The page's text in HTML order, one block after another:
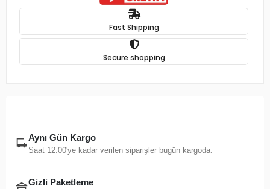
Fast Shipping
Secure shopping
Aynı Gün Kargo
Saat 12:00'ye kadar verilen siparişler bugün kargoda.
Gizli Paketleme